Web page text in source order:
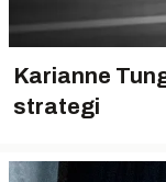
Karianne
strategi